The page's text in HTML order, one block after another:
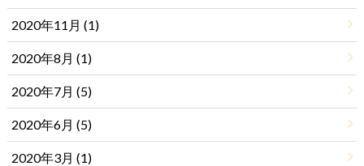
2020年11月 (1)
2020年8月 (1)
2020年7月 (5)
2020年6月 (5)
2020年3月 (1)